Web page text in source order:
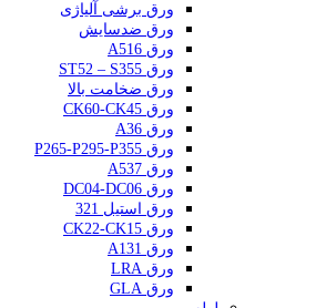
ورق برشی آلیاژی
ورق ضدسایش
ورق A516
ورق ST52 – S355
ورق ضخامت بالا
ورق CK60-CK45
ورق A36
ورق P265-P295-P355
ورق A537
ورق DC04-DC06
ورق استیل 321
ورق CK22-CK15
ورق A131
ورق LRA
ورق GLA